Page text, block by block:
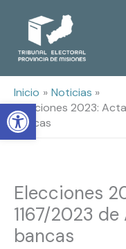
Open toolbar
Inicio
Noticias
Elecciones 2023:
bancas
Elecciones
1167/2023
bancas